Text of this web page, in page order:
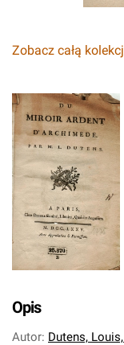
Zobacz całą
Opis
Autor: Dutens,